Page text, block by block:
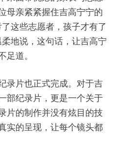
母亲紧紧握住吉高宁宁的
这些志愿者，孩子才有了
地说，这句话，让吉高宁
道。
录片也正式完成。对于吉
部纪录片，更是一个关于
片的制作并没有炫目的技
实的呈现，让每个镜头都